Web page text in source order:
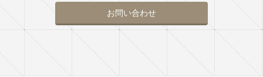
お問い合わせ